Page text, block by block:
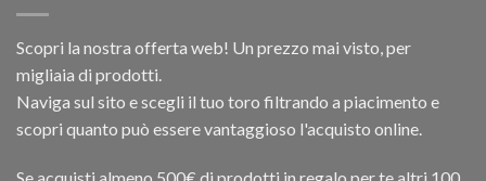
Scopri la nostra offerta web! Un prezzo mai visto, per
migliaia di prodotti.
Naviga sul sito e scegli il tuo toro filtrando a piacimento e
scopri quanto può essere vantaggioso l'acquisto online.